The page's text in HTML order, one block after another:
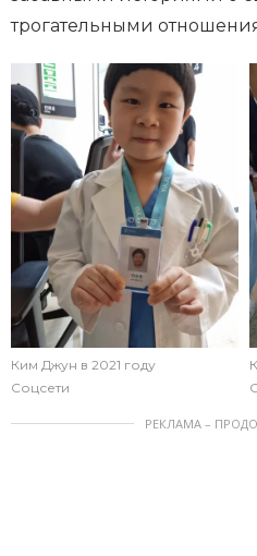
трогательными
Ким Джун в 2021 году
Соцсети
РЕКЛАМА –